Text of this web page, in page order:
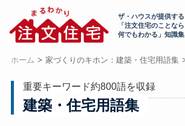
ザ・ハウスが提供する
「注文住宅のことなら
何でもわかる」知識集
ホーム 家づくりのキホン：建築・住宅用語集
重要キーワード約800語を収録
建築・住宅用語集